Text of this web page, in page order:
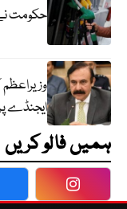
حکومت
ایجنڈے
ہمیں فالو کریں